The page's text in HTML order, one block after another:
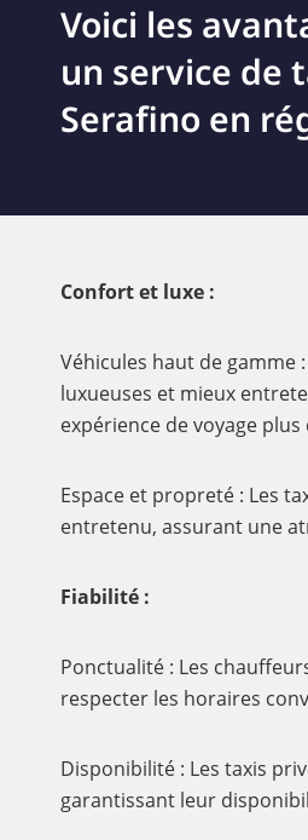
Voici les
un service de
Serafino en
Confort et luxe :
Véhicules haut de gamme
luxueuses et mieux
expérience de voyage
Espace et propreté : Les
entretenu, assurant une
Fiabilité :
Ponctualité : Les
respecter les horaires
Disponibilité : Les taxis
garantissant leur